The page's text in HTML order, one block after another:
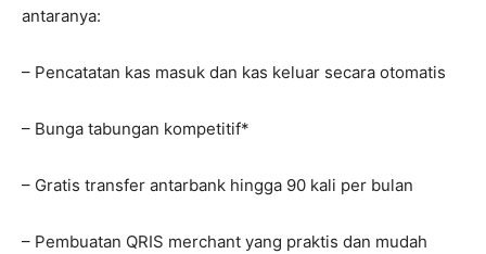
antaranya:
– Pencatatan kas masuk dan kas keluar secara otomatis
– Bunga tabungan kompetitif*
– Gratis transfer antarbank hingga 90 kali per bulan
– Pembuatan QRIS merchant yang praktis dan mudah